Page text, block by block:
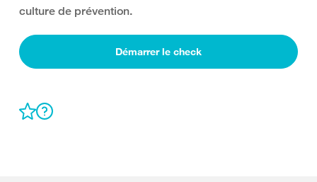
culture de prévention.
Démarrer le check